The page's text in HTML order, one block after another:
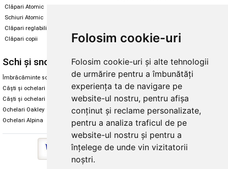
Folosim cookie-uri
Folosim cookie-uri și alte tehnologii
de urmărire pentru a îmbunătăți
experiența ta de navigare pe
website-ul nostru, pentru afișa
conținut și reclame personalizate,
pentru a analiza traficul de pe
website-ul nostru și pentru a
înțelege de unde vin vizitatorii
noștri.
Clăpari Atomic
Schiuri Atomic
Clăpari reglabili
Clăpari copii
Santa Cruz
Enuff Skateboards
Schi și snowboard
Îmbrăcăminte schi și snowboard
Căști și ochelari de iarnă
Căști și ochelari Alpina
Ochelari Oakley
Ochelari Alpina
Diverse
Cum aleg rolele
Cum aleg ochelarii
Ochelari de soare Oakley
Ochelari de soare Alpina
Intretinere manusi